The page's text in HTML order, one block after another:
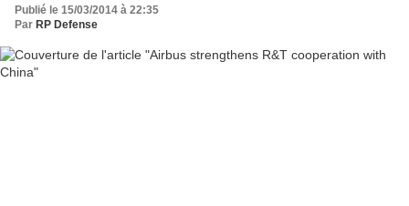
Publié le 15/03/2014 à 22:35
Par RP Defense